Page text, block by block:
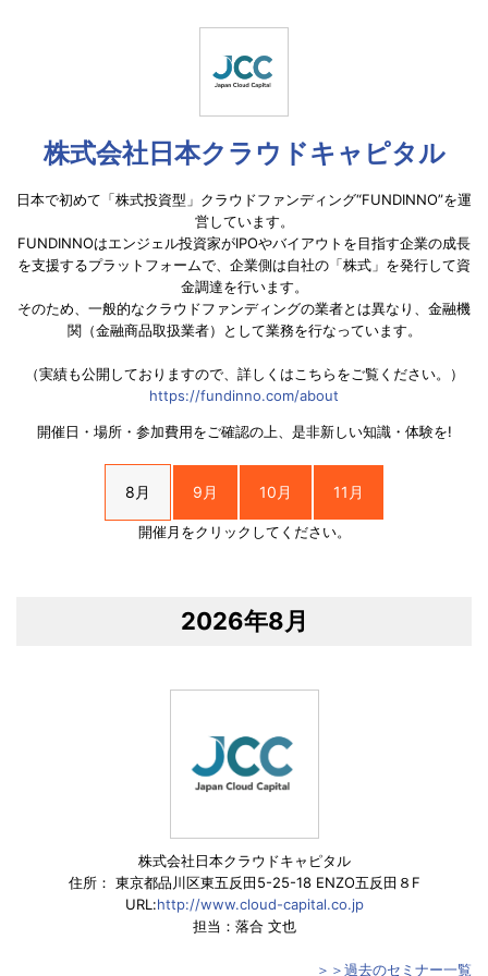
株式会社日本クラウドキャピタル
日本で初めて「株式投資型」クラウドファンディング“FUNDINNO”を運
営しています。
FUNDINNOはエンジェル投資家がIPOやバイアウトを目指す企業の成長
を支援するプラットフォームで、企業側は自社の「株式」を発行して資
金調達を行います。
そのため、一般的なクラウドファンディングの業者とは異なり、金融機
関（金融商品取扱業者）として業務を行なっています。
（実績も公開しておりますので、詳しくはこちらをご覧ください。）
https://fundinno.com/about
開催日・場所・参加費用をご確認の上、是非新しい知識・体験を!
8月 9月 10月 11月
開催月をクリックしてください。
2026年8月
株式会社日本クラウドキャピタル
住所： 東京都品川区東五反田5-25-18 ENZO五反田８F
URL:http://www.cloud-capital.co.jp
担当：落合 文也
＞＞過去のセミナー一覧